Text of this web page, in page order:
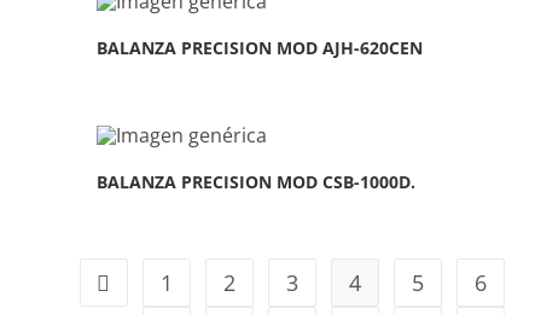
BALANZA PRECISION MOD AJH-620CEN
BALANZA PRECISION MOD CSB-1000D.
1 2 3 4 5
6